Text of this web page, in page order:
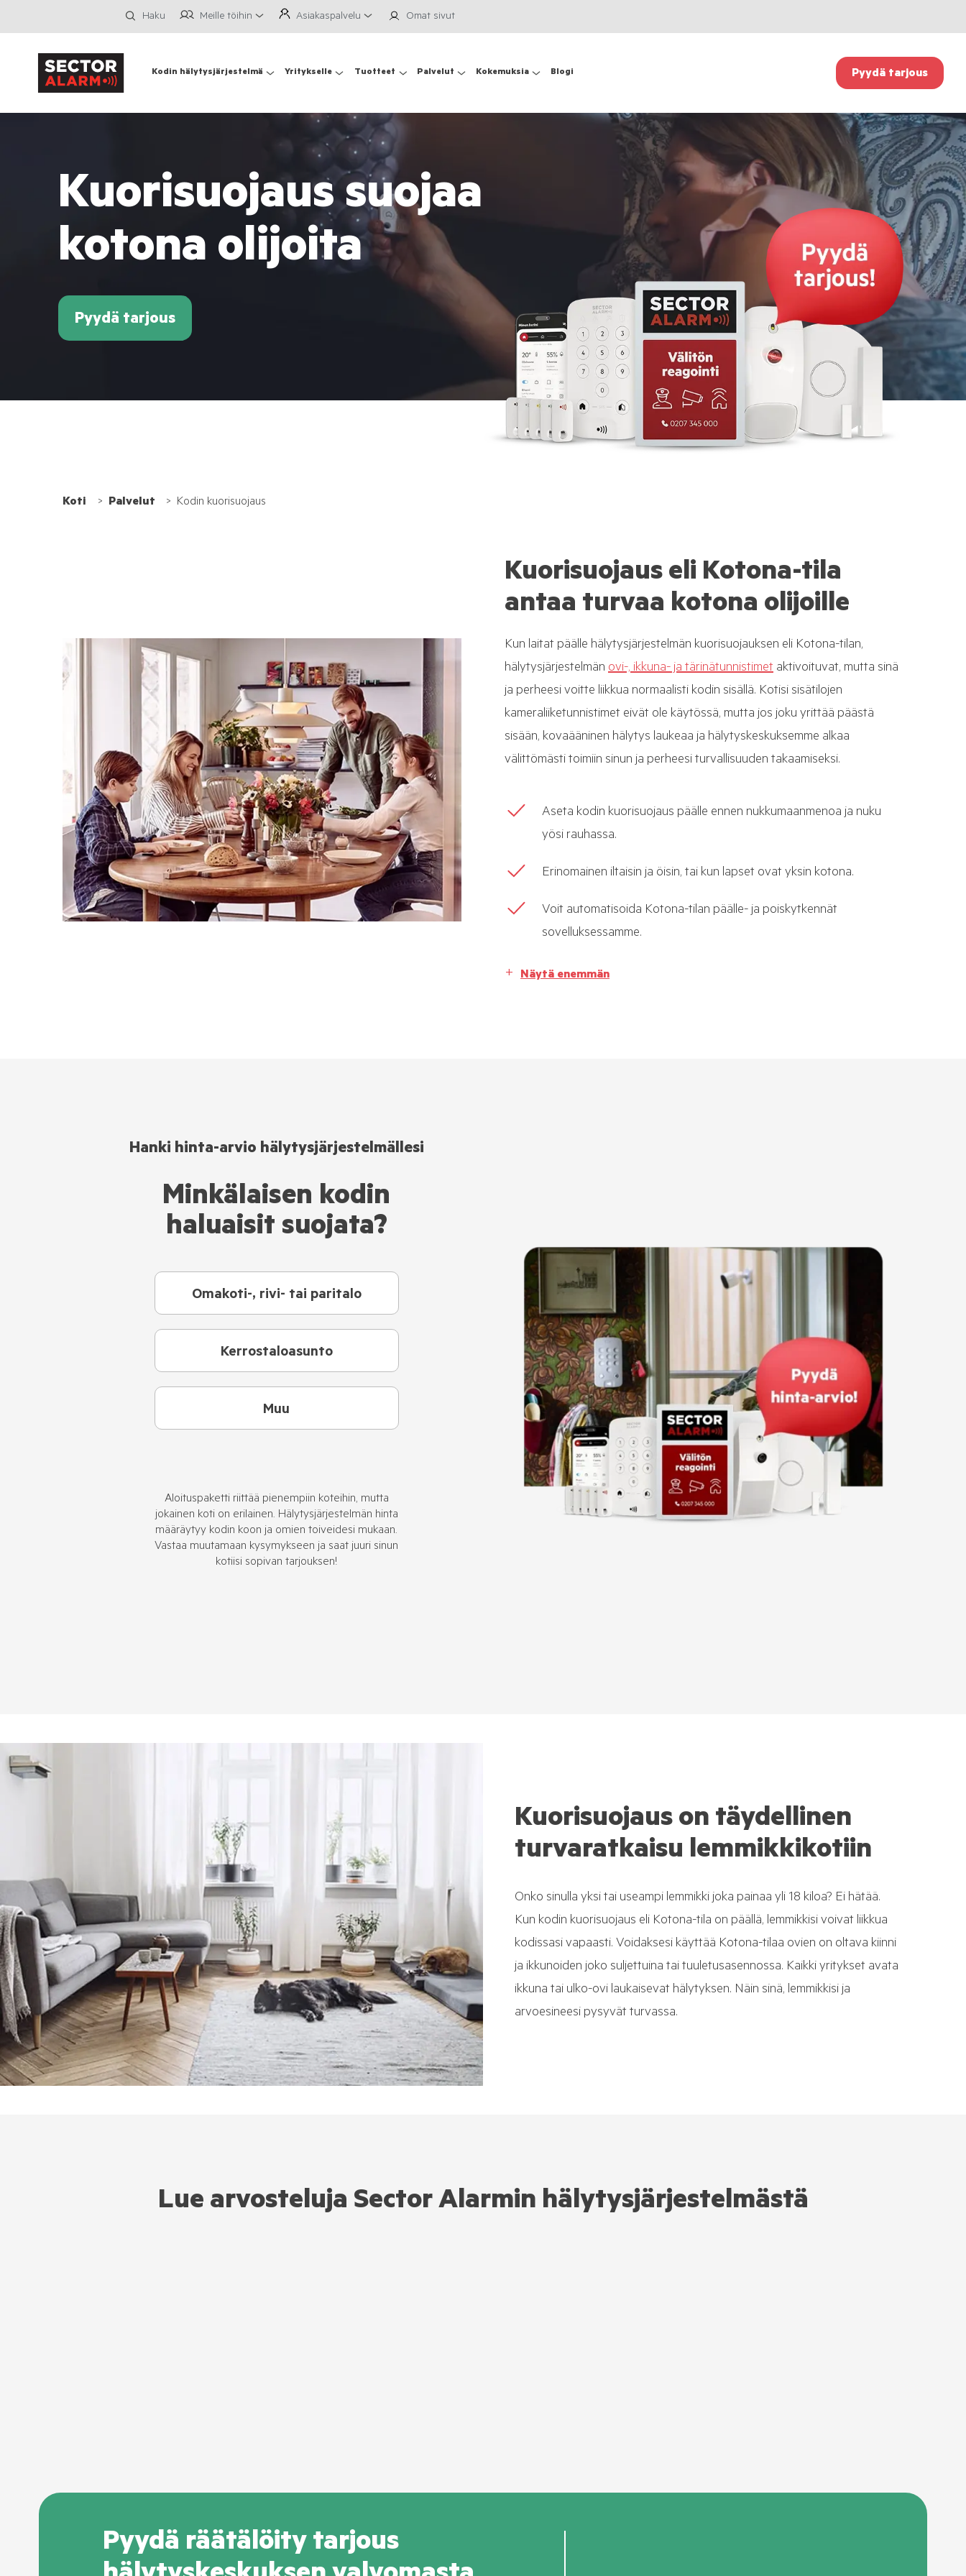
Kodin hälytysjärjestelmä Yritykselle Tuotteet Palvelut Kokemuksia Blogi Pyydä tarjous
Haku Meille töihin Asiakaspalvelu Omat sivut
Kuorisuojaus suojaa
kotona olijoita
Pyydä tarjous
Koti Palvelut Kodin kuorisuojaus
Kuorisuojaus eli Kotona-tila
antaa turvaa kotona olijoille
Kun laitat päälle hälytysjärjestelmän kuorisuojauksen eli Kotona-tilan,
hälytysjärjestelmän ovi-, ikkuna- ja tärinätunnistimet aktivoituvat, mutta sinä
ja perheesi voitte liikkua normaalisti kodin sisällä. Kotisi sisätilojen
kameraliiketunnistimet eivät ole käytössä, mutta jos joku yrittää päästä
sisään, kovaääninen hälytys laukeaa ja hälytyskeskuksemme alkaa
välittömästi toimiin sinun ja perheesi turvallisuuden takaamiseksi.
Aseta kodin kuorisuojaus päälle ennen nukkumaanmenoa ja nuku
yösi rauhassa.
Erinomainen iltaisin ja öisin, tai kun lapset ovat yksin kotona.
Voit automatisoida Kotona-tilan päälle- ja poiskytkennät
sovelluksessamme.
Näytä enemmän
Hanki hinta-arvio hälytysjärjestelmällesi
Minkälaisen kodin
haluaisit suojata?
Omakoti-, rivi- tai paritalo
Kerrostaloasunto
Muu
Aloituspaketti riittää pienempiin koteihin, mutta
jokainen koti on erilainen. Hälytysjärjestelmän hinta
määräytyy kodin koon ja omien toiveidesi mukaan.
Vastaa muutamaan kysymykseen ja saat juuri sinun
kotiisi sopivan tarjouksen!
Kuorisuojaus on täydellinen
turvaratkaisu lemmikkikotiin
Onko sinulla yksi tai useampi lemmikki joka painaa yli 18 kiloa? Ei hätää.
Kun kodin kuorisuojaus eli Kotona-tila on päällä, lemmikkisi voivat liikkua
kodissasi vapaasti. Voidaksesi käyttää Kotona-tilaa ovien on oltava kiinni
ja ikkunoiden joko suljettuina tai tuuletusasennossa. Kaikki yritykset avata
ikkuna tai ulko-ovi laukaisevat hälytyksen. Näin sinä, lemmikkisi ja
arvoesineesi pysyvät turvassa.
Lue arvosteluja Sector Alarmin hälytysjärjestelmästä
Pyydä räätälöity tarjous